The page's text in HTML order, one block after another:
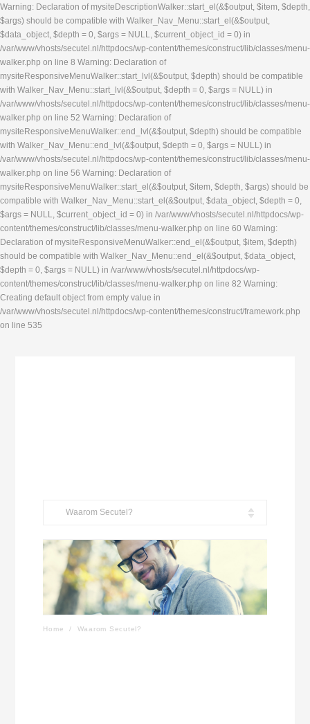
Warning: Declaration of mysiteDescriptionWalker::start_el(&$output, $item, $depth,
$args) should be compatible with Walker_Nav_Menu::start_el(&$output,
$data_object, $depth = 0, $args = NULL, $current_object_id = 0) in
/var/www/vhosts/secutel.nl/httpdocs/wp-content/themes/construct/lib/classes/menu-
walker.php on line 8 Warning: Declaration of
mysiteResponsiveMenuWalker::start_lvl(&$output, $depth) should be compatible
with Walker_Nav_Menu::start_lvl(&$output, $depth = 0, $args = NULL) in
/var/www/vhosts/secutel.nl/httpdocs/wp-content/themes/construct/lib/classes/menu-
walker.php on line 52 Warning: Declaration of
mysiteResponsiveMenuWalker::end_lvl(&$output, $depth) should be compatible
with Walker_Nav_Menu::end_lvl(&$output, $depth = 0, $args = NULL) in
/var/www/vhosts/secutel.nl/httpdocs/wp-content/themes/construct/lib/classes/menu-
walker.php on line 56 Warning: Declaration of
mysiteResponsiveMenuWalker::start_el(&$output, $item, $depth, $args) should be
compatible with Walker_Nav_Menu::start_el(&$output, $data_object, $depth = 0,
$args = NULL, $current_object_id = 0) in /var/www/vhosts/secutel.nl/httpdocs/wp-
content/themes/construct/lib/classes/menu-walker.php on line 60 Warning:
Declaration of mysiteResponsiveMenuWalker::end_el(&$output, $item, $depth)
should be compatible with Walker_Nav_Menu::end_el(&$output, $data_object,
$depth = 0, $args = NULL) in /var/www/vhosts/secutel.nl/httpdocs/wp-
content/themes/construct/lib/classes/menu-walker.php on line 82 Warning:
Creating default object from empty value in
/var/www/vhosts/secutel.nl/httpdocs/wp-content/themes/construct/framework.php
on line 535
Waarom Secutel?
Home / Waarom Secutel?